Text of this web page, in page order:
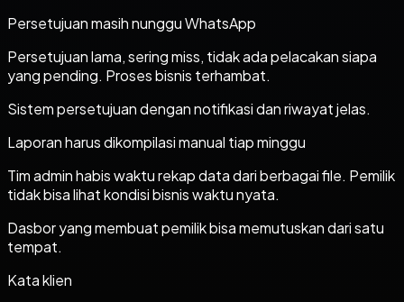
Persetujuan masih nunggu WhatsApp
Persetujuan lama, sering miss, tidak ada pelacakan siapa
yang pending. Proses bisnis terhambat.
Sistem persetujuan dengan notifikasi dan riwayat jelas.
Laporan harus dikompilasi manual tiap minggu
Tim admin habis waktu rekap data dari berbagai file. Pemilik
tidak bisa lihat kondisi bisnis waktu nyata.
Dasbor yang membuat pemilik bisa memutuskan dari satu
tempat.
Kata klien